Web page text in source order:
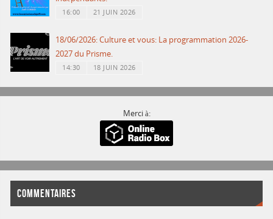
16:00 21 JUIN 2026
18/06/2026: Culture et vous: La programmation 2026-
2027 du Prisme.
14:30 18 JUIN 2026
Merci à:
COMMENTAIRES